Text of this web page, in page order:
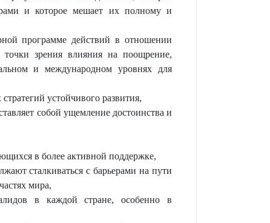
и которое мешает их полному и
программе действий в отношении
зрения влияния на поощрение,
и международном уровнях для
устойчивого развития,
собой ущемление достоинства и
в более активной поддержке,
сталкиваться с барьерами на пути
мира,
в каждой стране, особенно в